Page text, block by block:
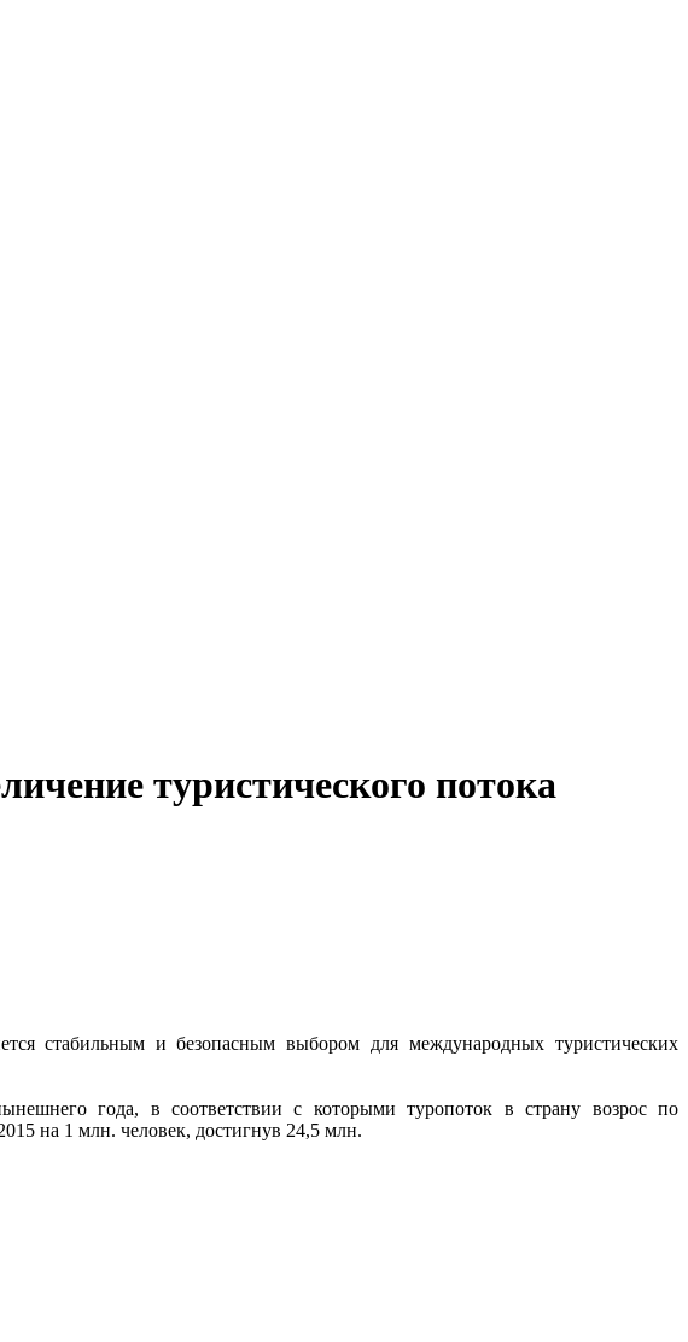
туристического потока
стабильным и безопасным выбором для международных туристических
года, в соответствии с которыми туропоток в страну возрос по
на 1 млн. человек, достигнув 24,5 млн.